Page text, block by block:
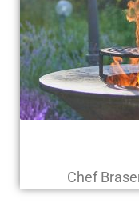
Chef